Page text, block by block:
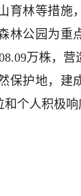
育林等措施
林公园为重
万株，
护地，建
个人积极